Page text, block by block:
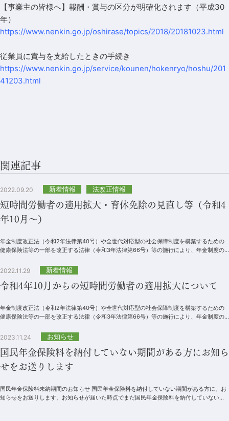
【事業主の皆様へ】報酬・賞与の区分が明確化されます（平成30
年）
https://www.nenkin.go.jp/oshirase/topics/2018/20181023.html
従業員に賞与を支給したときの手続き
https://www.nenkin.go.jp/service/kounen/hokenryo/hoshu/201
41203.html
関連記事
2022.09.20 新着情報 法改正情報
短時間労働者の適用拡大・育休免除の見直し等（令和4
年10月～）
年金制度改正法（令和2年法律第40号）や全世代対応型の社会保障制度を構築するための
健康保険法等の一部を改正する法律（令和3年法律第66号）等の施行により、年金制度の
2022.11.29 新着情報
令和4年10月からの短時間労働者の適用拡大について
年金制度改正法（令和2年法律第40号）や全世代対応型の社会保障制度を構築するための
健康保険法等の一部を改正する法律（令和3年法律第66号）等の施行により、年金制度の
2023.11.24 お知らせ
国民年金保険料を納付していない期間がある方にお知ら
せをお送りします
国民年金保険料未納期間のお知らせ 国民年金保険料を納付していない期間がある方に、お
知らせをお送りします。お知らせが届いた時点でまだ国民年金保険料を納付していない場